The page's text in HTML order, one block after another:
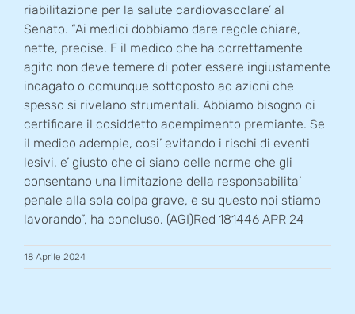
riabilitazione per la salute cardiovascolare’ al
Senato. “Ai medici dobbiamo dare regole chiare,
nette, precise. E il medico che ha correttamente
agito non deve temere di poter essere ingiustamente
indagato o comunque sottoposto ad azioni che
spesso si rivelano strumentali. Abbiamo bisogno di
certificare il cosiddetto adempimento premiante. Se
il medico adempie, cosi’ evitando i rischi di eventi
lesivi, e’ giusto che ci siano delle norme che gli
consentano una limitazione della responsabilita’
penale alla sola colpa grave, e su questo noi stiamo
lavorando”, ha concluso. (AGI)Red 181446 APR 24
18 Aprile 2024